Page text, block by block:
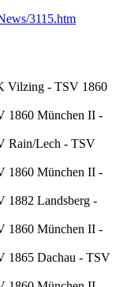
3115.htm
Vilzing - TSV 1860
1860 München II -
Rain/Lech - TSV
1860 München II -
1882 Landsberg -
1860 München II -
1865 Dachau - TSV